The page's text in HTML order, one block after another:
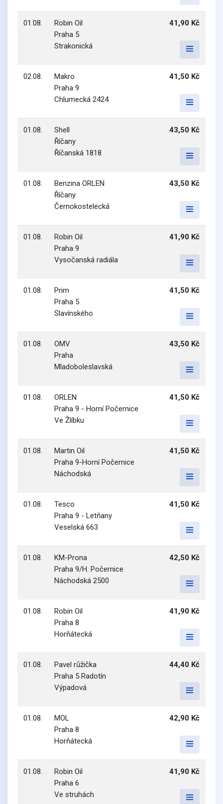
01.08.
Robin Oil
Praha 5
Strakonická
41,90 Kč
02.08.
Makro
Praha 9
Chlumecká 2424
41,50 Kč
01.08.
Shell
Říčany
Říčanská 1818
43,50 Kč
01.08.
Benzina ORLEN
Říčany
Černokostelecká
43,50 Kč
01.08.
Robin Oil
Praha 9
Vysočanská radiála
41,90 Kč
01.08.
Prim
Praha 5
Slavínského
41,50 Kč
01.08.
OMV
Praha
Mladoboleslavská
43,50 Kč
01.08.
ORLEN
Praha 9 - Horní Počernice
Ve Žlíbku
41,50 Kč
01.08.
Martin Oil
Praha 9-Horní Počernice
Náchodská
41,50 Kč
01.08.
Tesco
Praha 9 - Letňany
Veselská 663
41,50 Kč
01.08.
KM-Prona
Praha 9/H. Počernice
Náchodská 2500
42,50 Kč
01.08.
Robin Oil
Praha 8
Horňátecká
41,90 Kč
01.08.
Pavel růžička
Praha 5 Radotín
Výpadová
44,40 Kč
01.08.
MOL
Praha 8
Horňátecká
42,90 Kč
01.08.
Robin Oil
Praha 6
Ve struhách
41,90 Kč